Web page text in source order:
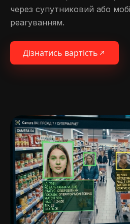
через супутниковий або
реагуванням.
Дізнатись вартість